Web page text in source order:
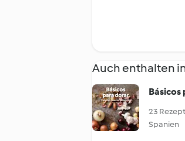
Auch enthalten
Básicos
23
Spanien